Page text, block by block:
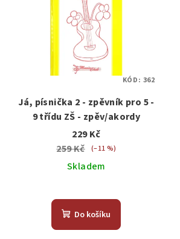
Já, písnička 2 - zpěvník pro 5 -
9 třídu ZŠ - zpěv/akordy
229 Kč
259 Kč
(–11 %)
Skladem
hodnocení
produktu
je
Do košíku
KÓD: 362